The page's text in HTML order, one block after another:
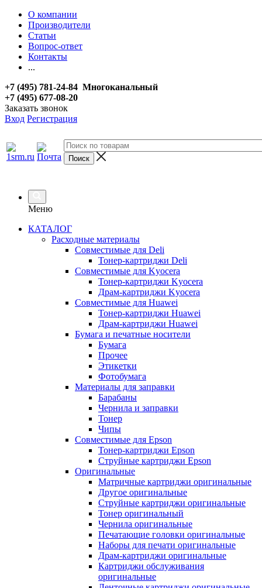
О компании
Производители
Статьи
Вопрос-ответ
Контакты
...
+7 (495) 781-24-84 Многоканальный
+7 (495) 677-08-20
Заказать звонок
Вход Регистрация
Меню
КАТАЛОГ
Расходные материалы
Совместимые для Deli
Тонер-картриджи Deli
Совместимые для Kyocera
Тонер-картриджи Kyocera
Драм-картриджи Kyocera
Совместимые для Huawei
Тонер-картриджи Huawei
Драм-картриджи Huawei
Бумага и печатные носители
Бумага
Прочее
Этикетки
Фотобумага
Материалы для заправки
Барабаны
Чернила и заправки
Тонер
Чипы
Совместимые для Epson
Тонер-картриджи Epson
Струйные картриджи Epson
Оригинальные
Матричные картриджи оригинальные
Другое оригинальные
Струйные картриджи оригинальные
Тонер оригинальный
Чернила оригинальные
Печатающие головки оригинальные
Наборы для печати оригинальные
Драм-картриджи оригинальные
Картриджи обслуживания
оригинальные